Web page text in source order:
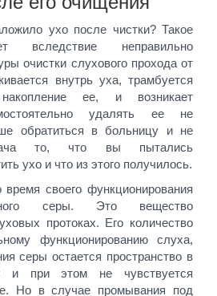
ухо после чистки? Такое
вследствие неправильно
очистки слухового прохода от
внутрь уха, трамбуется
ее, и возникает
удалять ее не
обратиться в больницу и не
то, что вы пытались
ухо и что из этого получилось.
своего функционирования
серы. Это вещество
протоках. Его количество
функционированию слуха,
серы остается пространство в
и при этом не чувствуется
Но в случае промывания под